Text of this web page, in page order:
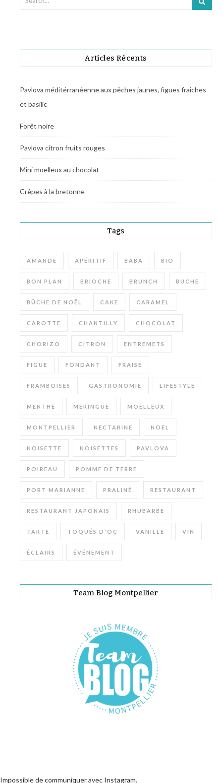
Articles Récents
Pavlova méditérranéenne aux pêches jaunes, figues fraîches
et basilic
Forêt noire
Pavlova citron fruits rouges
Mini moelleux au chocolat
Crêpes à la bretonne
Tags
AMANDE APÉRITIF BABA BIO
BON PLAN BRIOCHE BRUNCH BUCHE
BÛCHE DE NOËL CAKE CARAMEL
CAROTTE CHANTILLY CHOCOLAT
CHORIZO CITRON ENTREMETS
FIGUE FONDANT FRAISE
FRAMBOISES GASTRONOMIE LIFESTYLE
MENTHE MERINGUE MOELLEUX
MONTPELLIER NECTARINE NOEL
NOISETTE NOISETTES PAVLOVA
POIREAU POMME DE TERRE
PORT MARIANNE PRALINÉ RESTAURANT
RESTAURANT JAPONAIS RHUBARBE
TARTE TOQUÉS D'OC VANILLE VIN
ÉCLAIRS ÉVÉNEMENT
Team Blog Montpellier
Impossible de communiquer avec Instagram.